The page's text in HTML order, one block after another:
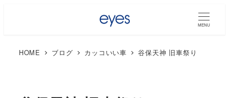
MENU
HOME ブログ カッコいい車 谷保天神 旧車祭り